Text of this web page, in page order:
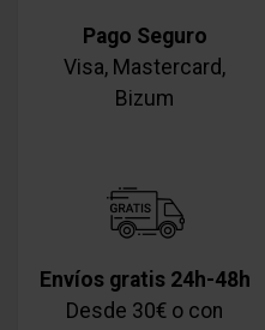
Pago Seguro
Visa, Mastercard,
Bizum
Envíos gratis 24h-48h
Desde 30€ o con